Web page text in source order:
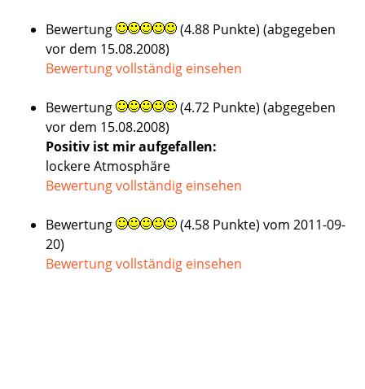
Bewertung (4.88 Punkte) (abgegeben
vor dem 15.08.2008)
Bewertung vollständig einsehen
Bewertung (4.72 Punkte) (abgegeben
vor dem 15.08.2008)
Positiv ist mir aufgefallen:
lockere Atmosphäre
Bewertung vollständig einsehen
Bewertung (4.58 Punkte) vom 2011-09-
20)
Bewertung vollständig einsehen